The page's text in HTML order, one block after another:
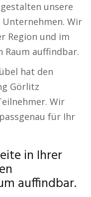
unsere
Wir
Region und im
Raum auffindbar.
hat den
Görlitz
Wir
für Ihr
in Ihrer
auffindbar.